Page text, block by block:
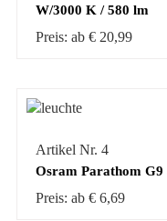
W/3000 K / 580 lm
Preis: ab € 20,99
Artikel Nr. 4
Osram Parathom
Preis: ab € 6,69